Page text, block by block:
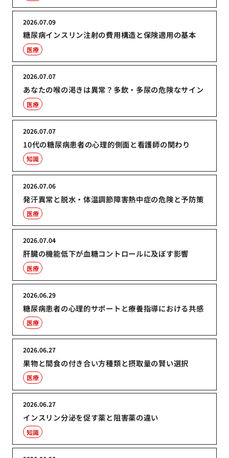
糖尿病インスリン注射の費用構造と保険適用の基本
2026.07.09
医療
あなたの喉の渇きは異常？多飲・多尿の危険なサイン
2026.07.07
医療
10代の糖尿病患者の心理的側面と看護師の関わり
2026.07.07
知識
発汗異常と脱水・体温調節障害熱中症の危険と予防策
2026.07.06
医療
肝臓の機能低下が血糖コントロールに及ぼす影響
2026.07.04
医療
糖尿病患者の心理的サポートと療養指導における共感
2026.06.29
医療
果物と間食の付き合い方種類と摂取量の賢い選択
2026.06.27
医療
インスリン分泌を促す薬と阻害薬の違い
2026.06.27
知識